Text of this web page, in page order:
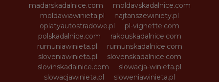
madarskadalnice.com
moldavskadalnice.com
moldawiawinieta.pl
najtanszewiniety.pl
oplatyautostradowe.pl
pl-vignette.com
polskadalnice.com
rakouskadalnice.com
rumuniawinieta.pl
rumunskadalnice.com
sloveniawinieta.pl
slovenskadalnice.com
slovinskadalnice.com
slowacja-winieta.pl
slowacjawinieta.pl
sloweniawinieta.pl